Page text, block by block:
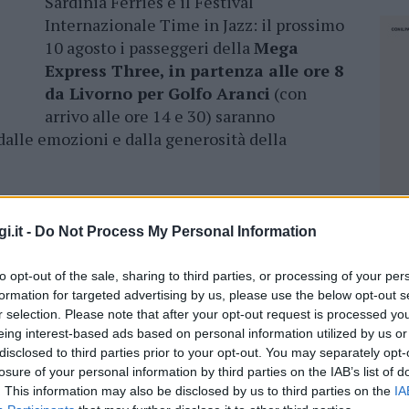
- Do Not Process My Personal Information
opt-out of the sale, sharing to third parties, or processing of your
for targeted advertising by us, please use the below opt-out
selection. Please note that after your opt-out request is processed
interest-based ads based on personal information utilized by us
to third parties prior to your opt-out. You may separately
of your personal information by third parties on the IAB’s list of
This information may also be disclosed by us to third parties on the
Internazionale Time in Jazz: il prossimo
10 agosto i passeggeri dellaMega
Express Three, in partenza alle ore 8
da Livorno per Golfo Aranci (con
arrivo alle ore 14 e 30) saranno
emozioni e dalla generosità della
magrebina più cosmopolita e atipica di
algerini e marocchini che mescolano
afro-cubani e tzigani, facendo dialogare le
Nord, le ritmiche e le armonie delle musiche
“cinematografico” e accompagnerà i
performance visiva e sonora,
sponda e l’altra del Mediterraneo, laband si
concerti nel ricco cartellone di Time in